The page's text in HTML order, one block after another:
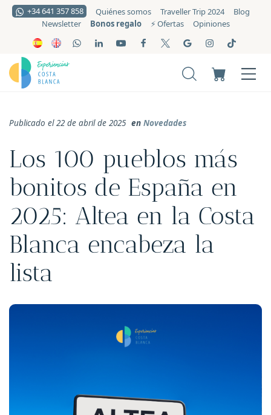
+34 641 357 858 Quiénes somos Traveller Trip 2024
Blog
Newsletter
Bonos regalo ⚡️ Ofertas Opiniones
Publicado el 22 de abril de 2025 en Novedades
Los 100 pueblos más
bonitos de España en
2025: Altea en la Costa
Blanca encabeza la
lista